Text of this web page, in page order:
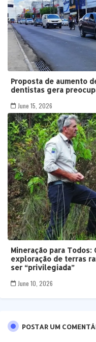
Proposta de aumento
dentistas gera
June 15, 2026
Mineração para
exploração de terras
ser “privilegiada”
June 10, 2026
POSTAR UM